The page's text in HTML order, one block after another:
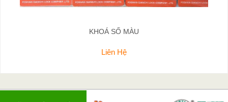
KHOÁ SỐ MÀU
Liên Hệ